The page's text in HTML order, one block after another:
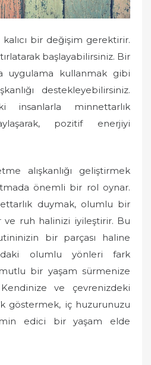
kalıcı bir değişim gerektirir.
başlayabilirsiniz. Bir
uygulama kullanmak gibi
destekleyebilirsiniz.
insanlarla minnettarlık
pozitif enerjiyi
alışkanlığı geliştirmek
önemli bir rol oynar.
duymak, olumlu bir
ve ruh halinizi iyileştirir. Bu
bir parçası haline
olumlu yönleri fark
bir yaşam sürmenize
Kendinize ve çevrenizdeki
göstermek, iç huzurunuzu
edici bir yaşam elde